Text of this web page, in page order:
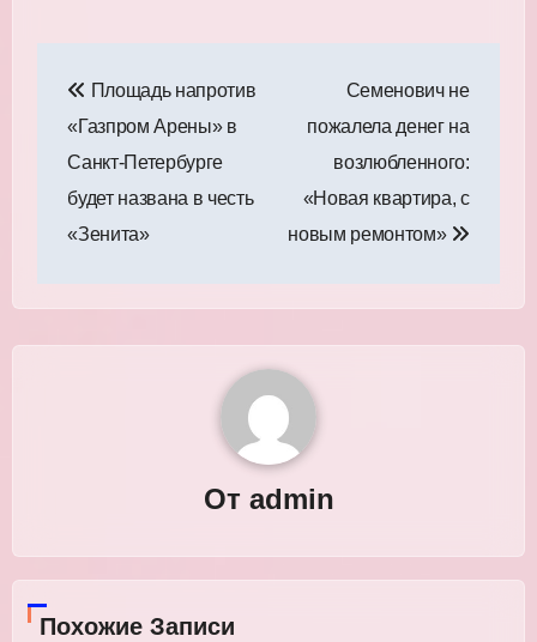
по
записям
Площадь напротив
«Газпром Арены» в
Санкт‑Петербурге
будет названа в честь
«Зенита»
Семенович не
пожалела денег на
возлюбленного:
«Новая квартира, с
новым ремонтом»
От admin
Похожие Записи